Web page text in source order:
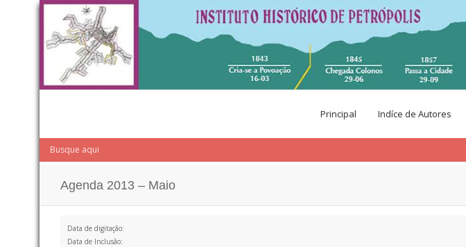
Principal Indíce de Autores
Agenda 2013 – Maio
Data de digitação:
Data de Inclusão: